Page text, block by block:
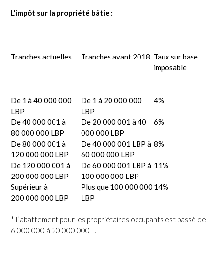
L’impôt sur la propriété bâtie :
Tranches actuelles Tranches avant 2018 Taux sur base
imposable
De 1 à 40 000 000
LBP
De 1 à 20 000 000
LBP
4%
De 40 000 001 à
80 000 000 LBP
De 20 000 001 à 40
000 000 LBP
6%
De 80 000 001 à
120 000 000 LBP
De 40 000 001 LBP à
60 000 000 LBP
8%
De 120 000 001 à
200 000 000 LBP
De 60 000 001 LBP à
100 000 000 LBP
11%
Supérieur à
200 000 000 LBP
Plus que 100 000 000
LBP
14%
* L’abattement pour les propriétaires occupants est passé de
6 000 000 à 20 000 000 L.L